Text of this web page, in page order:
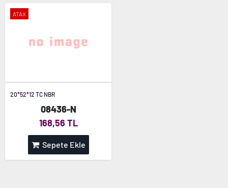
ATAX
20*52*12 TC NBR
08436-N
168,56 TL
Sepete Ekle